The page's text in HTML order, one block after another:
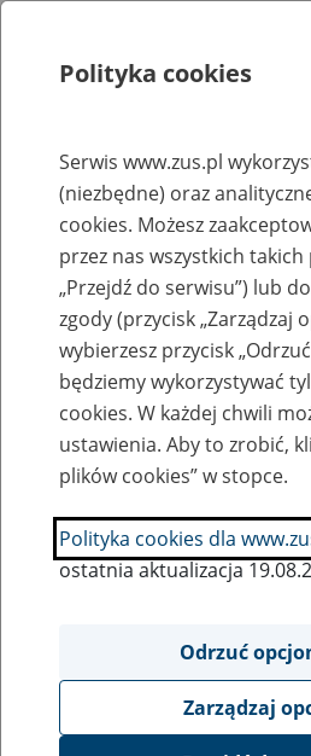
Rejestry, ewidencje i archiwa
Baza
przekształconych
Nazwa zakładu pracy:
SZUKAJ
Ukryj wszystkie pozycje bazy
Polityka cookies
Serwis www.zus.pl
(niezbędne) oraz
cookies. Możesz
przez nas wszystkich
„Przejdź do serwisu”) lub
zgody (przycisk „Zarządzaj
wybierzesz przycisk
będziemy wykorzystywać
cookies. W każdej chwili
ustawienia. Aby to zrobić,
plików cookies” w stopce.
Polityka cookies dla
ostatnia aktualizacja
Odrzuć
Zarządzaj